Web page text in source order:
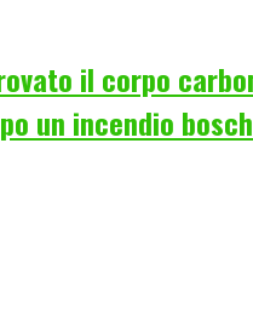
il corpo
un incendio